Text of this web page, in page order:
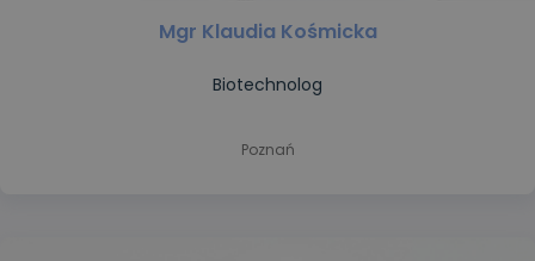
Mgr Klaudia Kośmicka
Biotechnolog
Poznań